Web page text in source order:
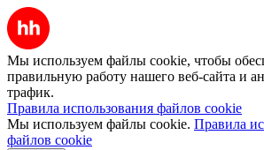
Мы используем файлы cookie, чтобы
правильную работу нашего веб-сайта и
трафик.
Правила использования файлов cookie
Мы используем файлы cookie. Правила
файлов cookie